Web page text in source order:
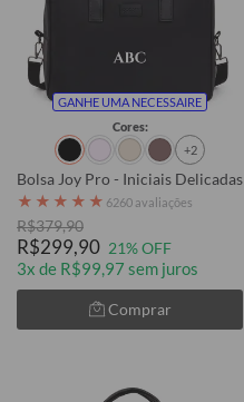
GANHE UMA NECESSAIRE
Cores:
+2
Bolsa Joy Pro - Iniciais Delicadas
★ ★ ★ ★ ★ 6260 avaliações
R$379,90
R$299,90 21% OFF
3x de R$99,97 sem juros
Comprar